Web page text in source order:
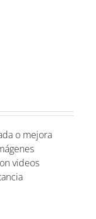
o mejora
videos